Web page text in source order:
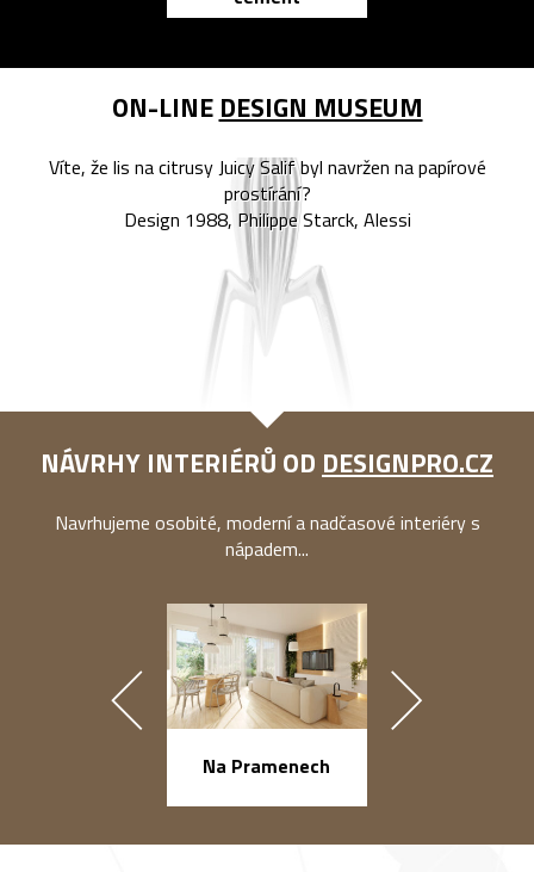
ON-LINE DESIGN MUSEUM
Víte, že lis na citrusy Juicy Salif byl navržen na papírové
prostírání?
Design 1988, Philippe Starck, Alessi
NÁVRHY INTERIÉRŮ OD DESIGNPRO.CZ
Navrhujeme osobité, moderní a nadčasové interiéry s
nápadem...
Na Pramenech